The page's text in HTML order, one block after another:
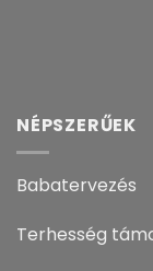
NÉPSZERŰEK
Babatervezés
Terhesség